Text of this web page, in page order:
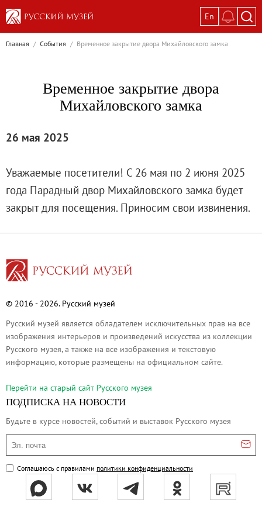
En
Выставки
Пётр Кончаловский. Сад в цвету
Иван Шишкин. Русский лес
Постоянные экспозиции
Постоянная экспозиция «Наш
Русское искусство первой половины
Древнерусское искусство ХII—XVII
Русское искусство второй половины
Будущие выставки
Выездные выставки
Садко
Михаил Нестеров
Степан Эрьзя – скульптор мира. К
Эпоха Императора Александра III и её
Архип Куинджи. Иллюзия света
Фёдор Васильев. К 175-летию со дня
Посетителям
Главная / События / Временное закрытие двора Михайловского замка
Временное закрытие двора
Михайловского замка
26 мая 2025
Уважаемые посетители! С 26 мая по 2 июня 2025
года Парадный двор Михайловского замка будет
закрыт для посещения. Приносим свои извинения.
© 2016 - 2026. Русский музей
Русский музей является обладателем исключительных прав на все
изображения интерьеров и произведений искусства из коллекции
Русского музея, а также на все изображения и текстовую
информацию, которые размещены на официальном сайте.
Перейти на cтарый сайт Русского музея
ПОДПИСКА НА НОВОСТИ
Будьте в курсе новостей, событий и выставок Русского музея
Эл. почта
Соглашаюсь с правилами политики конфиденциальности